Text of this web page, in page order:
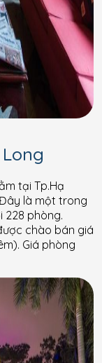
tại Tp.Hạ
là một trong
228 phòng.
chào bán giá
Giá phòng